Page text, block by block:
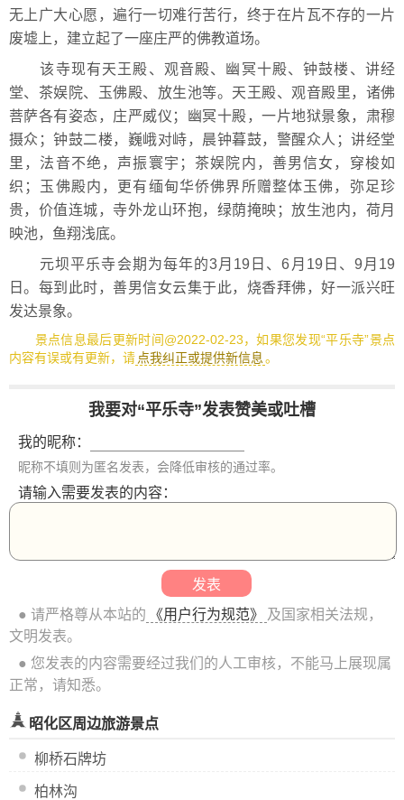
无上广大心愿，遍行一切难行苦行，终于在片瓦不存的一片
废墟上，建立起了一座庄严的佛教道场。
该寺现有天王殿、观音殿、幽冥十殿、钟鼓楼、讲经
堂、茶娱院、玉佛殿、放生池等。天王殿、观音殿里，诸佛
菩萨各有姿态，庄严威仪；幽冥十殿，一片地狱景象，肃穆
摄众；钟鼓二楼，巍峨对峙，晨钟暮鼓，警醒众人；讲经堂
里，法音不绝，声振寰宇；茶娱院内，善男信女，穿梭如
织；玉佛殿内，更有缅甸华侨佛界所赠整体玉佛，弥足珍
贵，价值连城，寺外龙山环抱，绿荫掩映；放生池内，荷月
映池，鱼翔浅底。
元坝平乐寺会期为每年的3月19日、6月19日、9月19
日。每到此时，善男信女云集于此，烧香拜佛，好一派兴旺
发达景象。
景点信息最后更新时间@2022-02-23，如果您发现“平乐寺”景点
内容有误或有更新，请 点我纠正或提供新信息。
我要对“平乐寺”发表赞美或吐槽
我的昵称：
昵称不填则为匿名发表，会降低审核的通过率。
请输入需要发表的内容：
● 请严格尊从本站的 《用户行为规范》
及国家相关法规，
文明发表。
● 您发表的内容需要经过我们的人工审核，不能马上展现属
正常，请知悉。
昭化区周边旅游景点
柳桥石牌坊
柏林沟